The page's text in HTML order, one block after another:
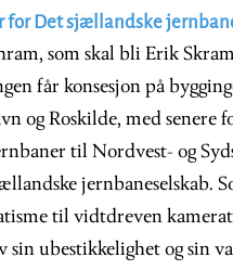
for Det sjællandske
som skal bli Erik
får konsesjon på
og Roskilde, med senere
til Nordvest- og
jernbaneselskab.
til vidtdreven
sin ubestikkelighet og sin